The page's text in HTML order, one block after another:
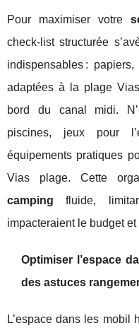
Pour maximiser votre
check-list structurée
indispensables :
adaptées à la plage
bord du canal midi.
piscines, jeux pour
équipements pratiques
Vias plage. Cette
camping fluide,
impacteraient le budget et
Optimiser l’espace
des astuces
L’espace dans les mobil